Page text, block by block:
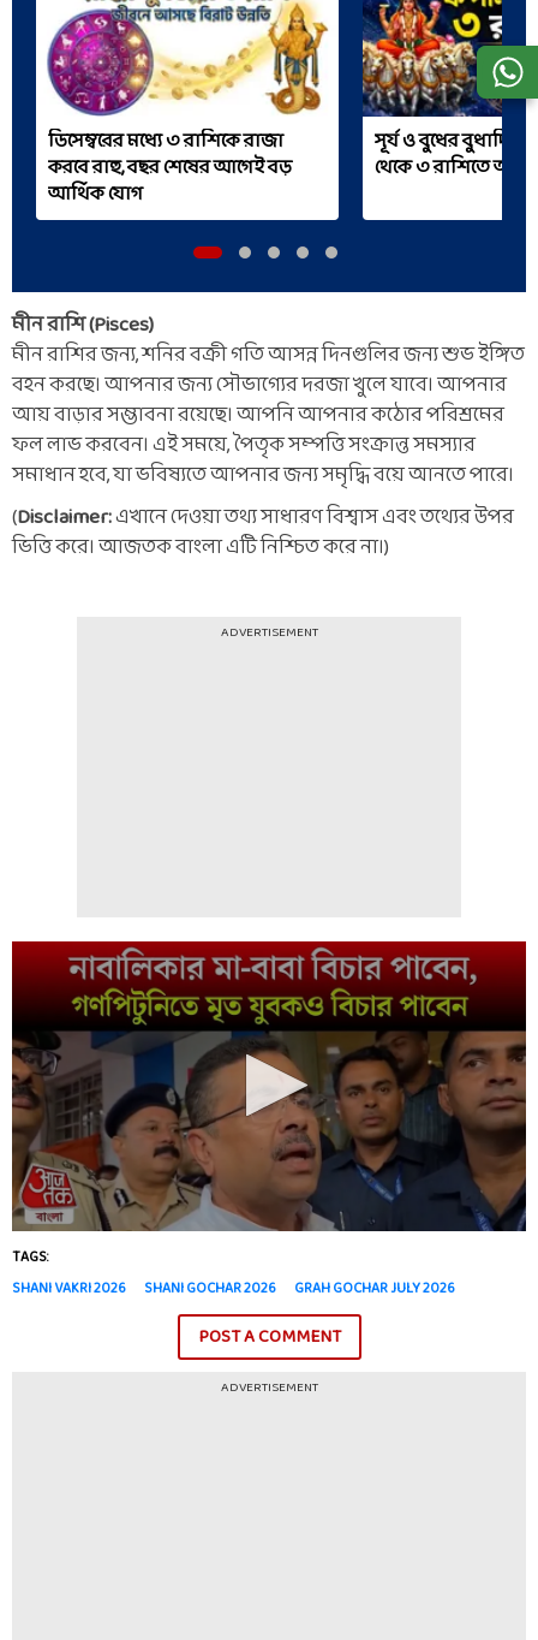
ডিসেম্বরের মধ্যে ৩ রাশিকে রাজা
করবে রাহু, বছর শেষের আগেই বড়
আর্থিক যোগ
সূর্য ও বুধের
থেকে ৩ রাশিতে
মীন রাশি (Pisces)
মীন রাশির জন্য, শনির বক্রী গতি আসন্ন দিনগুলির জন্য শুভ ইঙ্গিত
বহন করছে। আপনার জন্য সৌভাগ্যের দরজা খুলে যাবে। আপনার
আয় বাড়ার সম্ভাবনা রয়েছে। আপনি আপনার কঠোর পরিশ্রমের
ফল লাভ করবেন। এই সময়ে, পৈতৃক সম্পত্তি সংক্রান্ত সমস্যার
সমাধান হবে, যা ভবিষ্যতে আপনার জন্য সমৃদ্ধি বয়ে আনতে পারে।
(Disclaimer:এখানে দেওয়া তথ্য সাধারণ বিশ্বাস এবং তথ্যের উপর
ভিত্তি করে। আজতক বাংলা এটি নিশ্চিত করে না।)
ADVERTISEMENT
TAGS:
SHANI VAKRI 2026
SHANI GOCHAR 2026 GRAH GOCHAR JULY 2026
POST A COMMENT
ADVERTISEMENT